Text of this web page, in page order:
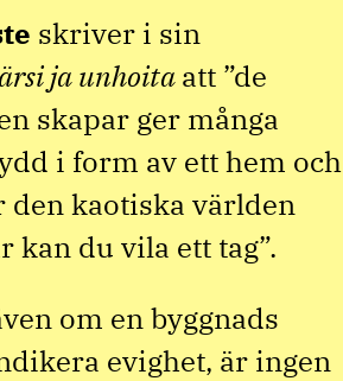
skriver i sin
ja unhoitaatt ”de
skapar ger många
i form av ett hem och
den kaotiska världen
kan du vila ett tag”.
om en byggnads
evighet, är ingen